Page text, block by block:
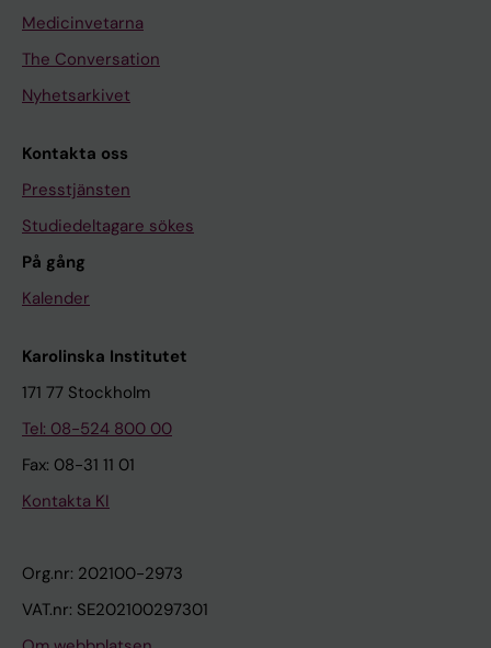
Medicinvetarna
The Conversation
Nyhetsarkivet
Kontakta oss
Presstjänsten
Studiedeltagare sökes
På gång
Kalender
Karolinska Institutet
171 77 Stockholm
Tel: 08-524 800 00
Fax: 08-31 11 01
Kontakta KI
Org.nr: 202100-2973
VAT.nr: SE202100297301